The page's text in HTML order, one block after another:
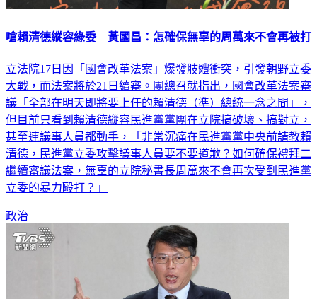
立法院17日因「國會改革法案」爆發肢體衝突，引發朝野立委
大戰，而法案將於21日續審。團總召就指出，國會改革法案審
議「全部在明天即將要上任的賴清德（準）總統一念之間」，
但目前只看到賴清德縱容民進黨黨團在立院搞破壞、搞對立，
甚至連議事人員都動手，「非常沉痛在民進黨黨中央前請教賴
清德，民進黨立委攻擊議事人員要不要道歉？如何確保禮拜二
繼續審議法案，無辜的立院秘書長周萬來不會再次受到民進黨
政治